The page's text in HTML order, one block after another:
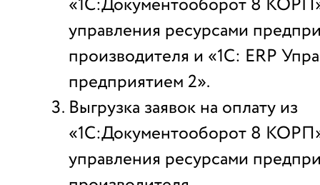
управления ресурсами
производителя и «1С: ERP
предприятием 2».
Выгрузка заявок на оплату из
«1С:Документооборот 8
управления ресурсами